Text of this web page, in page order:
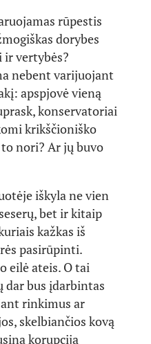
rūpestis
dorybes
ir vertybės?
nebent varijuojant
apspjovė vieną
konservatoriai
krikščioniško
nori? Ar jų buvo
iškyla ne vien
bet ir kitaip
kažkas iš
pasirūpinti.
eilė ateis. O tai
dar bus įdarbintas
rinkimus ar
skelbiančios kovą
korupciją